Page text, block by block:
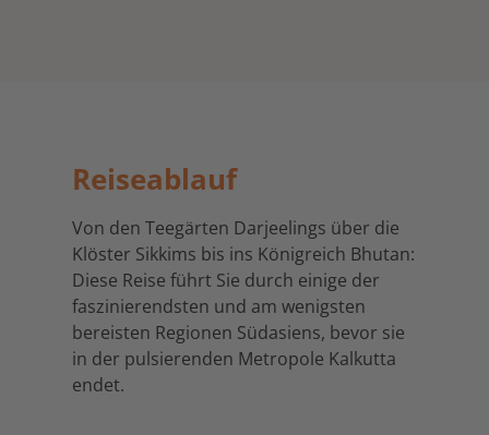
Reiseablauf
Von den Teegärten Darjeelings über die
Klöster Sikkims bis ins Königreich Bhutan:
Diese Reise führt Sie durch einige der
faszinierendsten und am wenigsten
bereisten Regionen Südasiens, bevor sie
in der pulsierenden Metropole Kalkutta
endet.